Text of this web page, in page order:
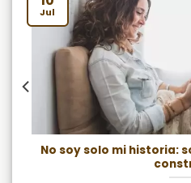
No soy solo mi historia:
Jul